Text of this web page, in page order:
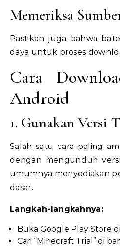
Memeriksa
Pastikan juga bahwa
daya untuk proses
Cara
Android
1. Gunakan Versi
Salah satu cara paling
dengan mengunduh
umumnya menyediakan
dasar.
Langkah-langkahnya:
Buka Google Play Store
Cari “Minecraft Trial” di